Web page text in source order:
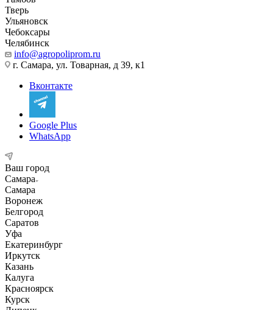
Тверь
Ульяновск
Чебоксары
Челябинск
info@agropoliprom.ru
г. Самара, ул. Товарная, д 39, к1
Вконтакте
Google Plus
WhatsApp
Ваш город
Самара
Самара
Воронеж
Белгород
Саратов
Уфа
Екатеринбург
Иркутск
Казань
Калуга
Красноярск
Курск